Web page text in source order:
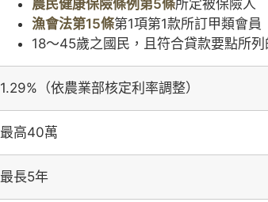
農民健康保險條例第5條所定被保險人
漁會法第15條第1項第1款所訂甲類會員
18～45歲之國民，且符合貸款要點所
1.29%（依農業部核定利率調整）
最高40萬
最長5年